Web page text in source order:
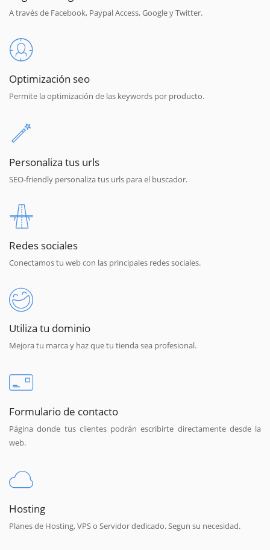
A través de Facebook, Paypal Access, Google y Twitter.
Optimización seo
Permite la optimización de las keywords por producto.
Personaliza tus urls
SEO-friendly personaliza tus urls para el buscador.
Redes sociales
Conectamos tu web con las principales redes sociales.
Utiliza tu dominio
Mejora tu marca y haz que tu tienda sea profesional.
Formulario de contacto
Página donde tus clientes podrán escribirte directamente desde la
web.
Hosting
Planes de Hosting, VPS o Servidor dedicado. Segun su necesidad.